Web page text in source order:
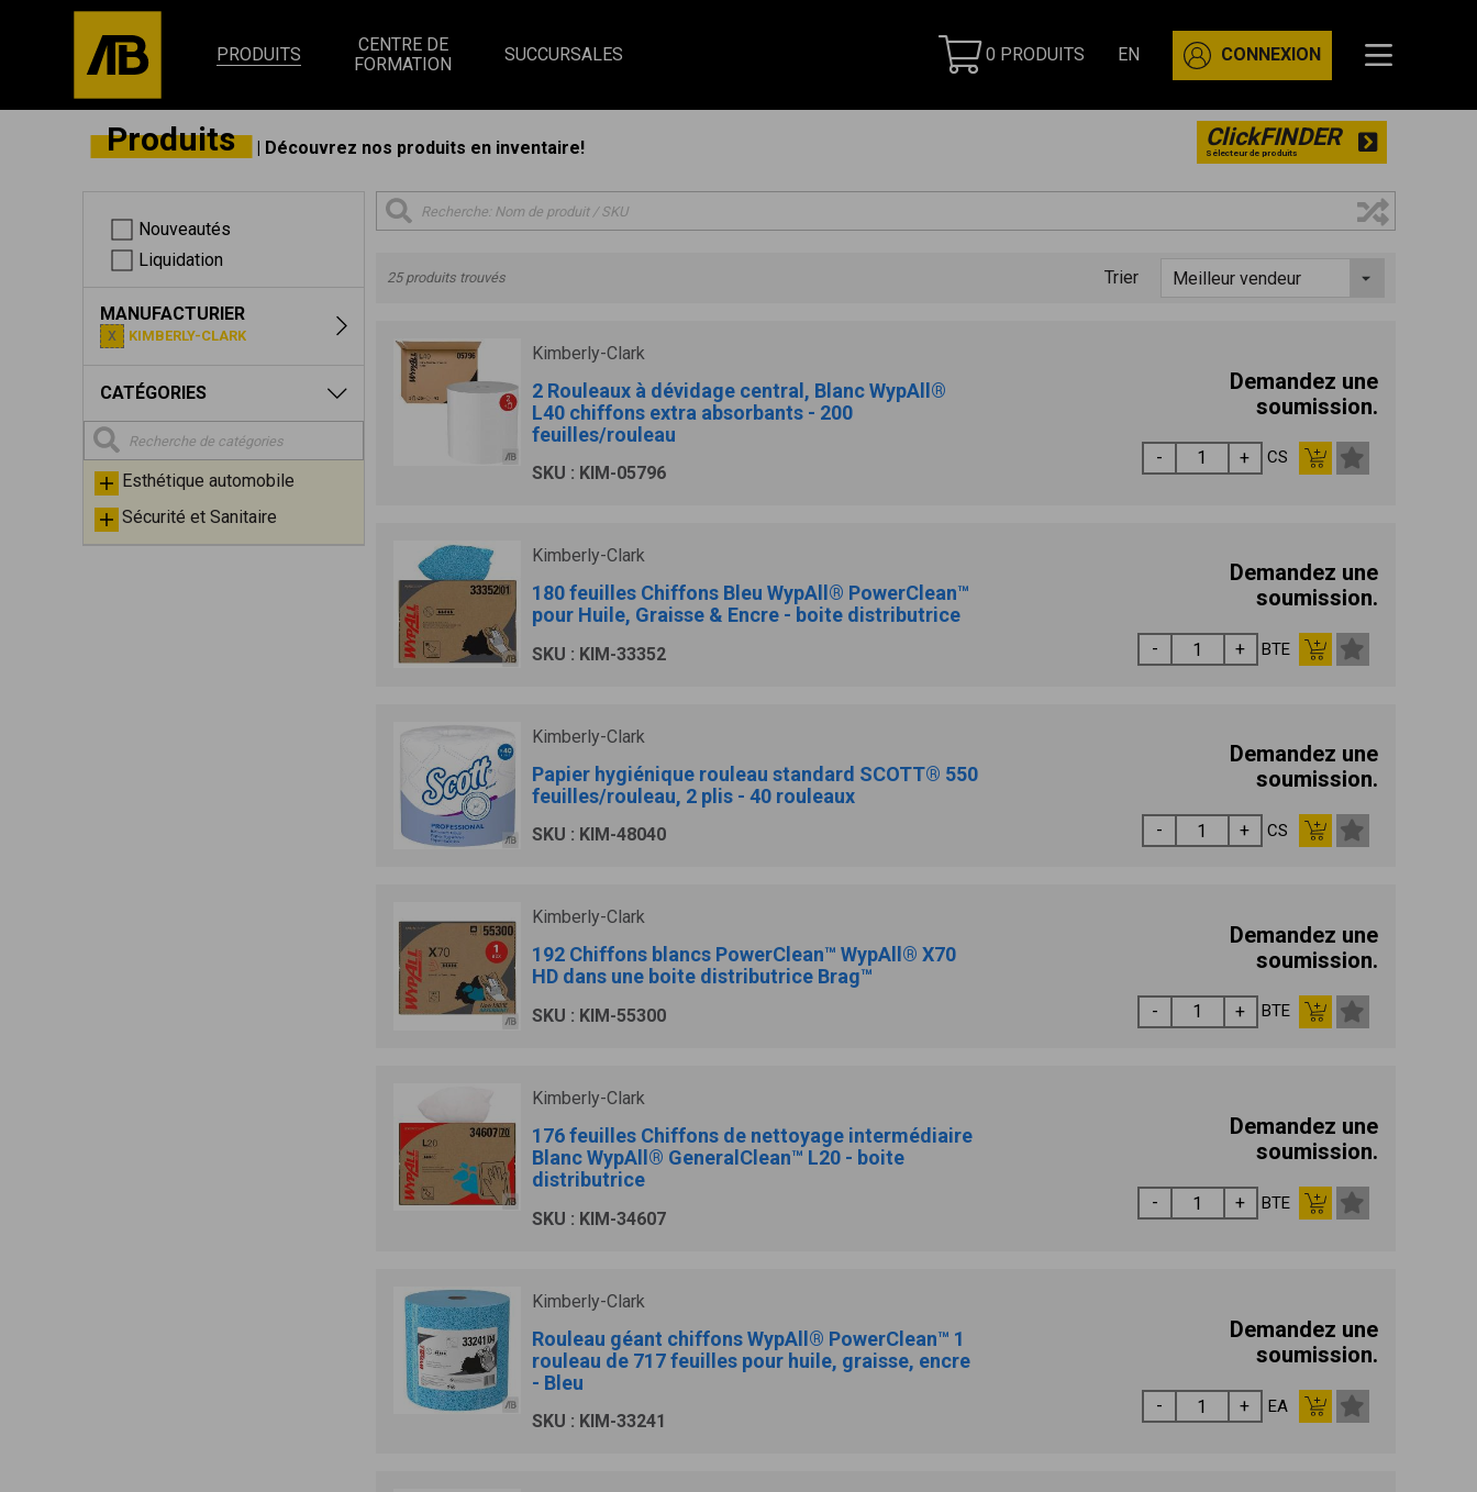
PRODUITS
CENTRE DE
FORMATION
SUCCURSALES 0 PRODUITS EN CONNEXION
Produits | Découvrez nos produits en inventaire! ClickFINDER
Sélecteur de produits
Nouveautés
Liquidation
MANUFACTURIER
KIMBERLY-CLARK
CATÉGORIES
Esthétique automobile
Sécurité et Sanitaire
25 produits trouvés Trier
Kimberly-Clark
2 Rouleaux à dévidage central, Blanc WypAll®
L40 chiffons extra absorbants - 200
feuilles/rouleau
SKU : KIM-05796
Demandez une
soumission.
CS
Kimberly-Clark
180 feuilles Chiffons Bleu WypAll® PowerClean™
pour Huile, Graisse & Encre - boite distributrice
SKU : KIM-33352
Demandez une
soumission.
BTE
Kimberly-Clark
Papier hygiénique rouleau standard SCOTT® 550
feuilles/rouleau, 2 plis - 40 rouleaux
SKU : KIM-48040
Demandez une
soumission.
CS
Kimberly-Clark
192 Chiffons blancs PowerClean™ WypAll® X70
HD dans une boite distributrice Brag™
SKU : KIM-55300
Demandez une
soumission.
BTE
Kimberly-Clark
176 feuilles Chiffons de nettoyage intermédiaire
Blanc WypAll® GeneralClean™ L20 - boite
distributrice
SKU : KIM-34607
Demandez une
soumission.
BTE
Kimberly-Clark
Rouleau géant chiffons WypAll® PowerClean™ 1
rouleau de 717 feuilles pour huile, graisse, encre
- Bleu
SKU : KIM-33241
Demandez une
soumission.
EA